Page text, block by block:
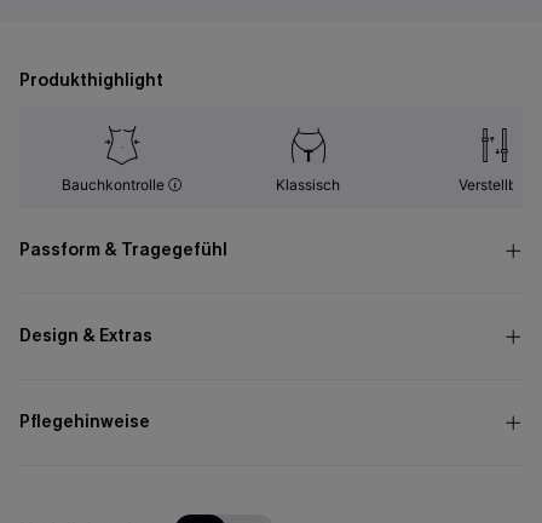
Produkthighlight
Bauchkontrolle Klassisch Verstellbar
Passform & Tragegefühl
Design & Extras
Pflegehinweise